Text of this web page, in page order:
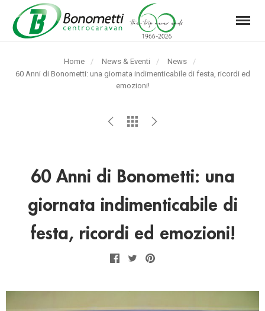
Automarket
Srl
Menu
Home News & Eventi
News
Pagina
60 Anni di Bonometti: una giornata indimenticabile di festa, ricordi ed
emozioni!
60 Anni di Bonometti: una
giornata indimenticabile di
festa, ricordi ed emozioni!